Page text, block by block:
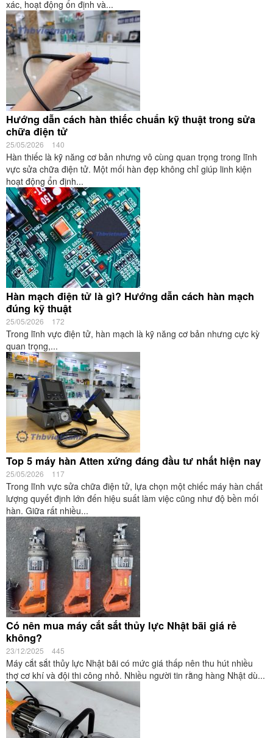
xác, hoạt động ổn định và...
Hướng dẫn cách hàn thiếc chuẩn kỹ thuật trong sửa
chữa điện tử
25/05/2026 140
Hàn thiếc là kỹ năng cơ bản nhưng vô cùng quan trọng trong lĩnh
vực sửa chữa điện tử. Một mối hàn đẹp không chỉ giúp linh kiện
hoạt động ổn định...
Hàn mạch điện tử là gì? Hướng dẫn cách hàn mạch
đúng kỹ thuật
25/05/2026 172
Trong lĩnh vực điện tử, hàn mạch là kỹ năng cơ bản nhưng cực kỳ
quan trọng,...
Top 5 máy hàn Atten xứng đáng đầu tư nhất hiện nay
25/05/2026 117
Trong lĩnh vực sửa chữa điện tử, lựa chọn một chiếc máy hàn chất
lượng quyết định lớn đến hiệu suất làm việc cũng như độ bền mối
hàn. Giữa rất nhiều...
Có nên mua máy cắt sắt thủy lực Nhật bãi giá rẻ
không?
23/12/2025 445
Máy cắt sắt thủy lực Nhật bãi có mức giá thấp nên thu hút nhiều
thợ cơ khí và đội thi công nhỏ. Nhiều người tin rằng hàng Nhật dù...